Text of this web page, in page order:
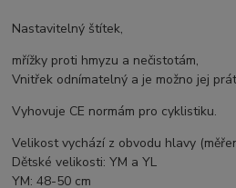
Nastavitelný štítek,
mřížky proti hmyzu a nečistotám,
Vnitřek odnímatelný a je možno jej
Vyhovuje CE normám pro cyklistiku.
Velikost vychází z obvodu hlavy
Dětské velikosti: YM a YL
YM: 48-50 cm